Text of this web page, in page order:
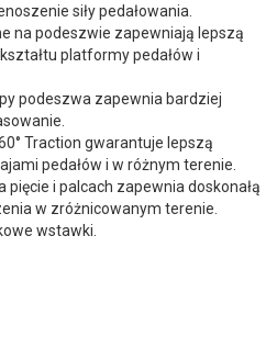
siły pedałowania.
na podeszwie zapewniają lepszą
platformy pedałów i
podeszwa zapewnia bardziej
Traction gwarantuje lepszą
pedałów i w różnym terenie.
pięcie i palcach zapewnia doskonałą
w zróżnicowanym terenie.
wstawki.